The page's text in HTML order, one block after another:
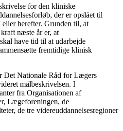
for den kliniske
der er opslået til
herefter. Grunden til, at
næste år er, at
have tid til at udarbejde
fremtidige klinisk
Det Nationale Råd for Lægers
målbeskrivelsen. I
fra Organisationen af
Lægeforeningen, de
de tre videreuddannelsesregioner